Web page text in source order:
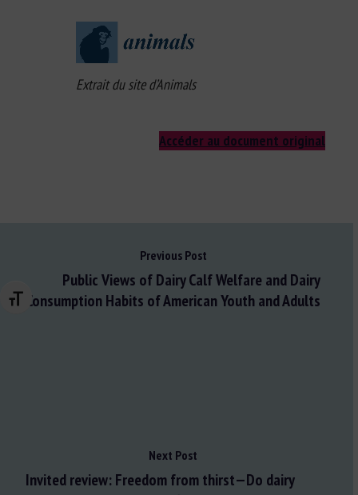
Changer la taille de la police
Extrait du site d’Animals
Accéder au document original
Previous Post
Public Views of Dairy Calf Welfare and Dairy
Consumption Habits of American Youth and Adults
Next Post
Invited review: Freedom from thirst—Do dairy